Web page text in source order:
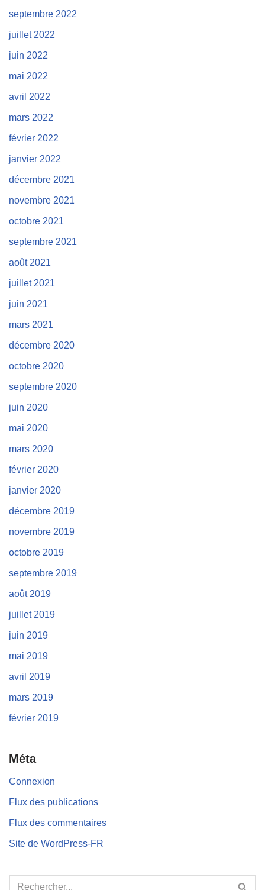
septembre 2022
juillet 2022
juin 2022
mai 2022
avril 2022
mars 2022
février 2022
janvier 2022
décembre 2021
novembre 2021
octobre 2021
septembre 2021
août 2021
juillet 2021
juin 2021
mars 2021
décembre 2020
octobre 2020
septembre 2020
juin 2020
mai 2020
mars 2020
février 2020
janvier 2020
décembre 2019
novembre 2019
octobre 2019
septembre 2019
août 2019
juillet 2019
juin 2019
mai 2019
avril 2019
mars 2019
février 2019
Méta
Connexion
Flux des publications
Flux des commentaires
Site de WordPress-FR